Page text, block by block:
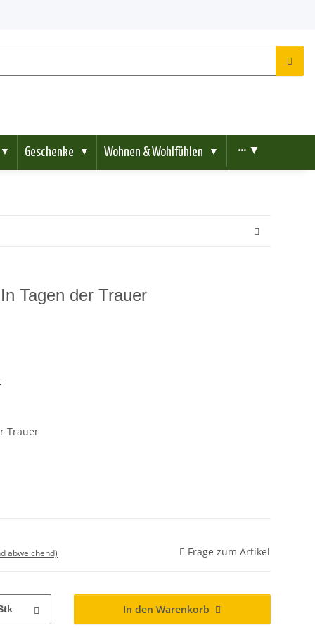
▼ Geschenke ▼ Wohnen & Wohlfühlen ▼ ••• ▼
Tagen der Trauer
Trauer
abweichend) Frage zum Artikel
In den Warenkorb